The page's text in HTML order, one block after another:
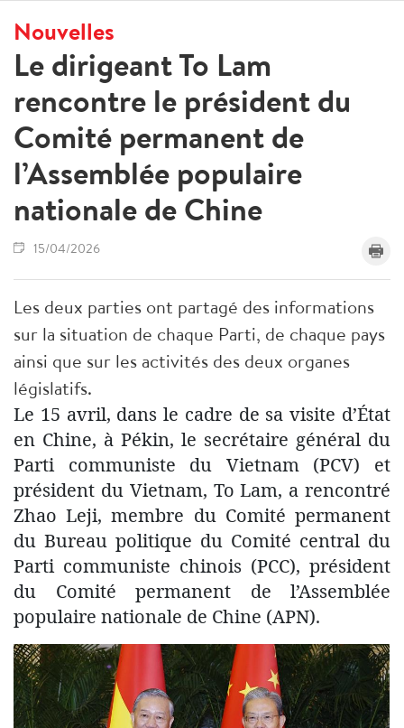
Nouvelles
Le dirigeant To Lam
rencontre le président du
Comité permanent de
l’Assemblée populaire
nationale de Chine
15/04/2026
Les deux parties ont partagé des informations
sur la situation de chaque Parti, de chaque pays
ainsi que sur les activités des deux organes
législatifs.
Le 15 avril, dans le cadre de sa visite d’État
en Chine, à Pékin, le secrétaire général du
Parti communiste du Vietnam (PCV) et
président du Vietnam, To Lam, a rencontré
Zhao Leji, membre du Comité permanent
du Bureau politique du Comité central du
Parti communiste chinois (PCC), président
du Comité permanent de l’Assemblée
populaire nationale de Chine (APN).